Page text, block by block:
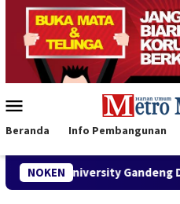
Loncat
konten
Mobile
Beranda Info Pembangunan
NOKEN
Perikanan Merauke